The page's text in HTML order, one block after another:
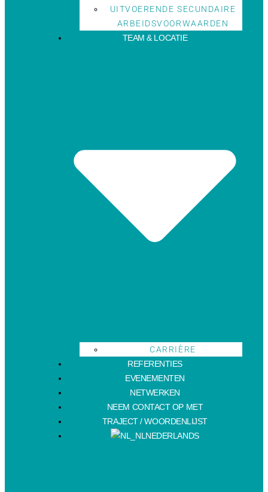
UITVOERENDE SECUNDAIRE
ARBEIDSVOORWAARDEN
TEAM & LOCATIE
CARRIÈRE
REFERENTIES
EVENEMENTEN
NETWERKEN
NEEM CONTACT OP MET
TRAJECT / WOORDENLIJST
NEDERLANDS